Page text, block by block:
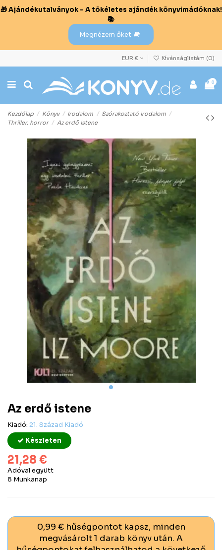
🎁 Ajándékutalványok – A tökéletes ajándék könyvimádóknak!
📚
Megnézem őket
EUR € Kívánságlistám (0)
0
Kezdőlap Könyv Irodalom
Szórakoztató irodalom
Thriller, horror
Az erdő istene
Az erdő istene
Kiadó: 21. Század Kiadó
Készleten
21,28 €
Adóval együtt
8 Munkanap
0,99 € hűségpontot kapsz, minden
megvásárolt 1 darab könyv után. A